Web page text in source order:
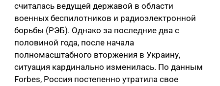
считалась ведущей державой в области
военных беспилотников и радиоэлектронной
борьбы (РЭБ). Однако за последние два с
половиной года, после начала
полномасштабного вторжения в Украину,
ситуация кардинально изменилась. По данным
Forbes, Россия постепенно утратила свое